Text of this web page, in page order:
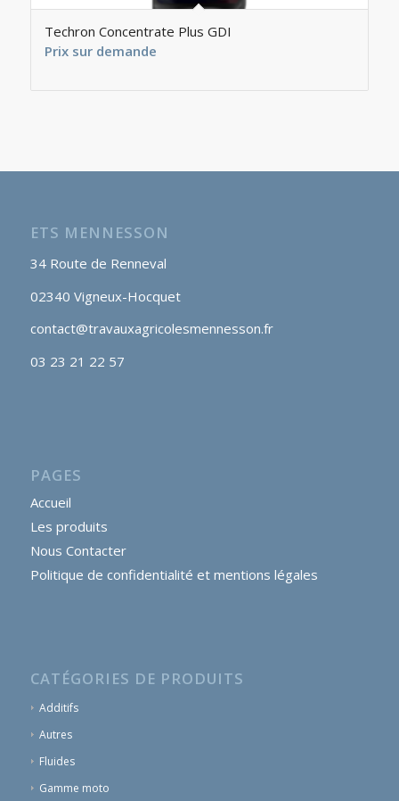
Techron Concentrate Plus GDI
Prix sur demande
ETS MENNESSON
34 Route de Renneval
02340 Vigneux-Hocquet
contact@travauxagricolesmennesson.fr
03 23 21 22 57
PAGES
Accueil
Les produits
Nous Contacter
Politique de confidentialité et mentions légales
CATÉGORIES DE PRODUITS
Additifs
Autres
Fluides
Gamme moto